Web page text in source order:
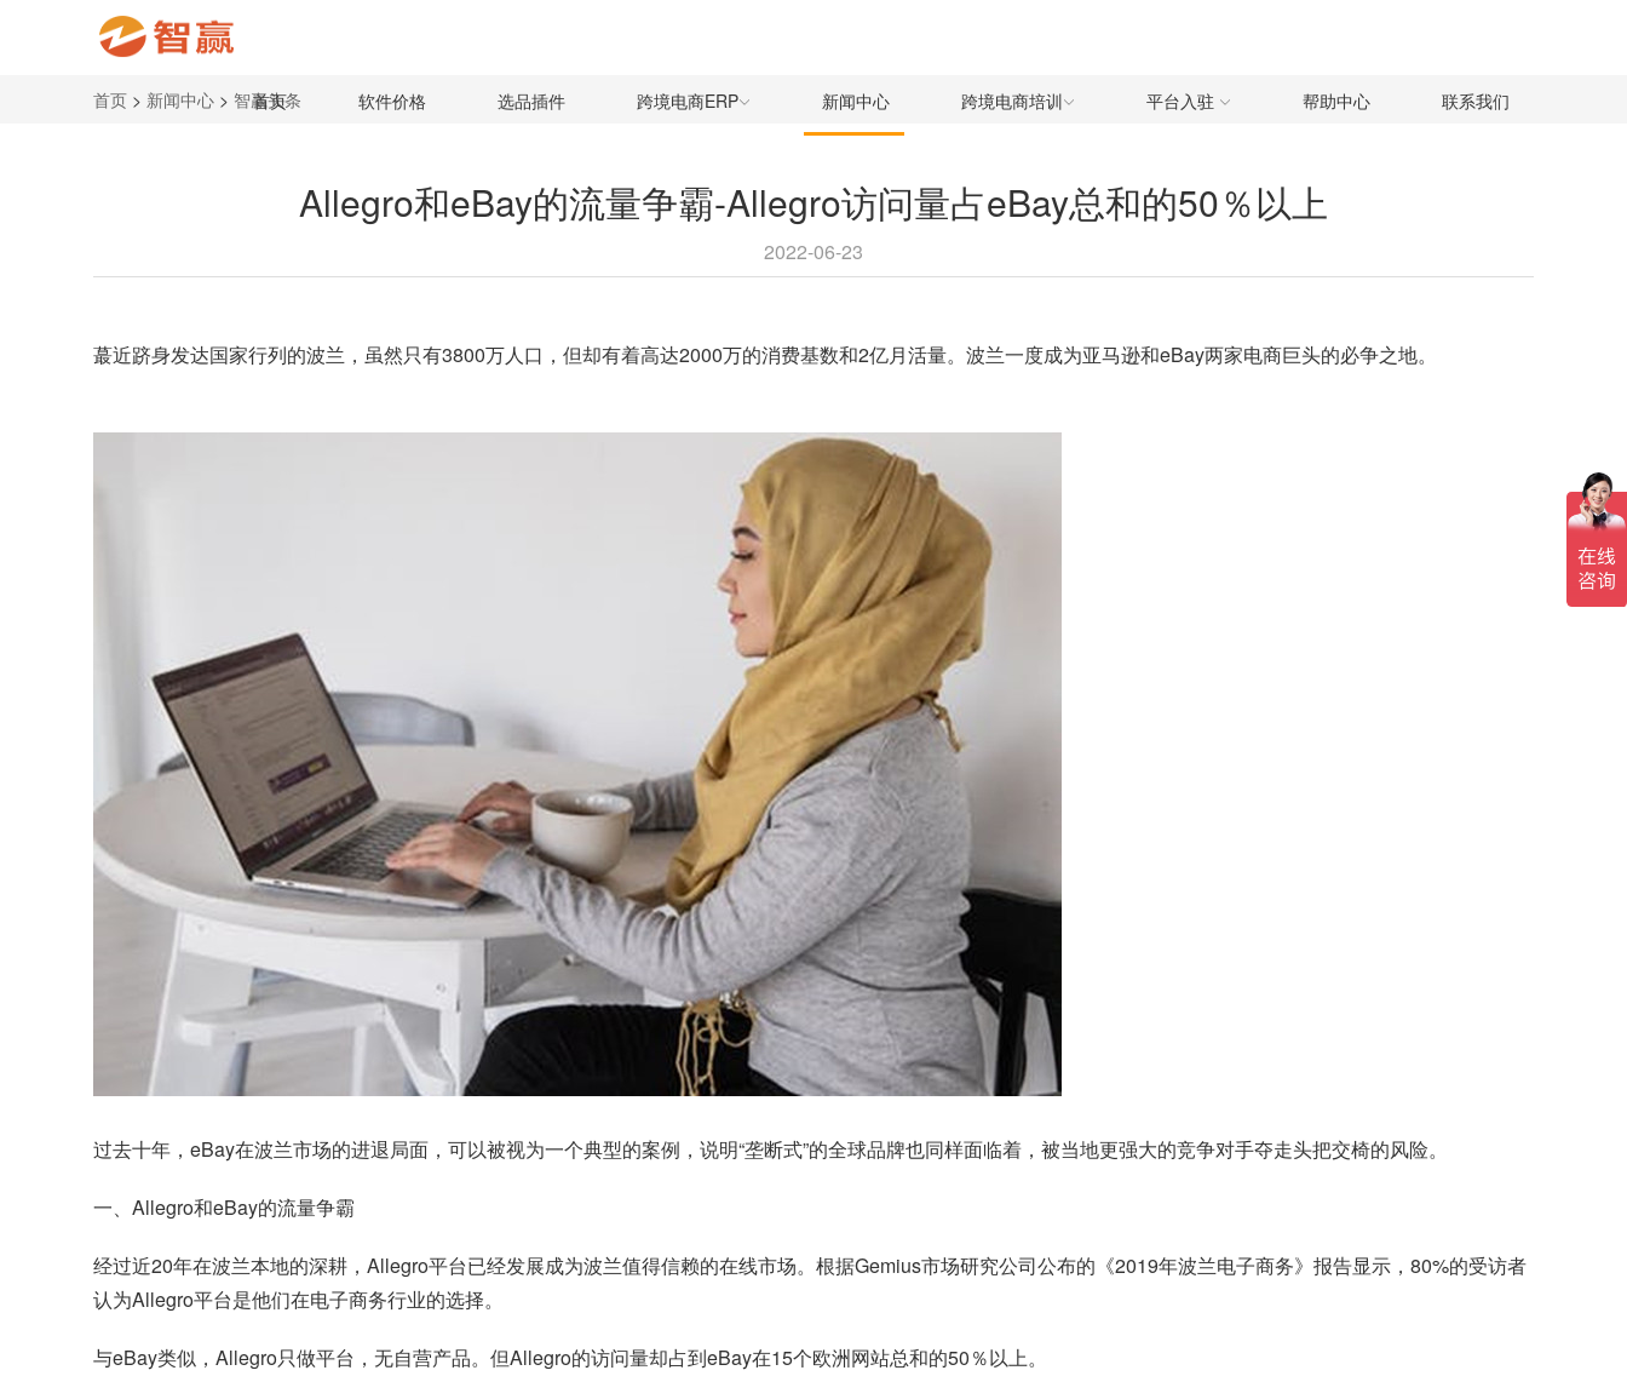
首页 软件价格 选品插件 跨境电商ERP 新闻中心 跨境电商培训 平台入驻 帮助中心 联系我们
首页 > 新闻中心 > 智赢头条
Allegro和eBay的流量争霸-Allegro访问量占eBay总和的50％以上
2022-06-23
蕞近跻身发达国家行列的波兰，虽然只有3800万人口，但却有着高达2000万的消费基数和2亿月活量。波兰一度成为亚马逊和eBay两家电商巨头的必争之地。
过去十年，eBay在波兰市场的进退局面，可以被视为一个典型的案例，说明“垄断式”的全球品牌也同样面临着，被当地更强大的竞争对手夺走头把交椅的风险。
一、Allegro和eBay的流量争霸
经过近20年在波兰本地的深耕，Allegro平台已经发展成为波兰值得信赖的在线市场。根据Gemius市场研究公司公布的《2019年波兰电子商务》报告显示，80%的受访者
认为Allegro平台是他们在电子商务行业的选择。
与eBay类似，Allegro只做平台，无自营产品。但Allegro的访问量却占到eBay在15个欧洲网站总和的50％以上。